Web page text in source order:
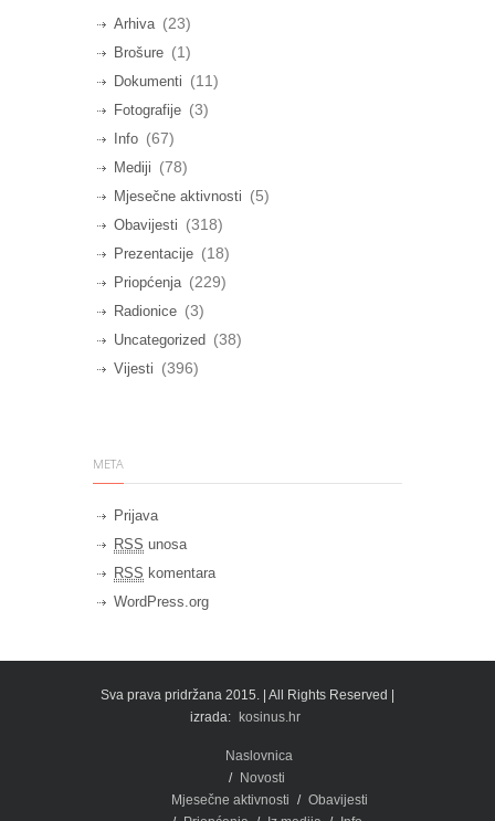
Arhiva (23)
Brošure (1)
Dokumenti (11)
Fotografije (3)
Info (67)
Mediji (78)
Mjesečne aktivnosti (5)
Obavijesti (318)
Prezentacije (18)
Priopćenja (229)
Radionice (3)
Uncategorized (38)
Vijesti (396)
META
Prijava
RSS unosa
RSS komentara
WordPress.org
Sva prava pridržana 2015. | All Rights Reserved |
izrada: kosinus.hr
Naslovnica
Novosti
Mjesečne aktivnosti
Obavijesti